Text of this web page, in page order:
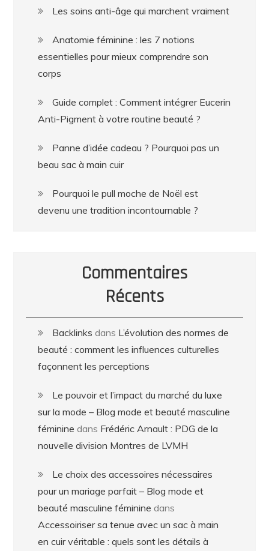
Les soins anti-âge qui marchent vraiment
Anatomie féminine : les 7 notions
essentielles pour mieux comprendre son
corps
Guide complet : Comment intégrer Eucerin
Anti-Pigment à votre routine beauté ?
Panne d’idée cadeau ? Pourquoi pas un
beau sac à main cuir
Pourquoi le pull moche de Noël est
devenu une tradition incontournable ?
Commentaires
Récents
Backlinks dans L’évolution des normes de
beauté : comment les influences culturelles
façonnent les perceptions
Le pouvoir et l’impact du marché du luxe
sur la mode – Blog mode et beauté masculine
féminine dans Frédéric Arnault : PDG de la
nouvelle division Montres de LVMH
Le choix des accessoires nécessaires
pour un mariage parfait – Blog mode et
beauté masculine féminine dans
Accessoiriser sa tenue avec un sac à main
en cuir véritable : quels sont les détails à